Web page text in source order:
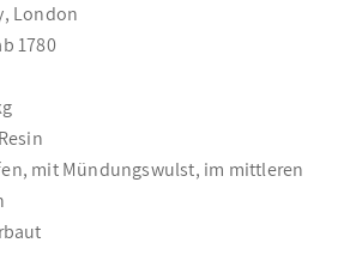
London
1780
mit Mündungswulst, im mittleren